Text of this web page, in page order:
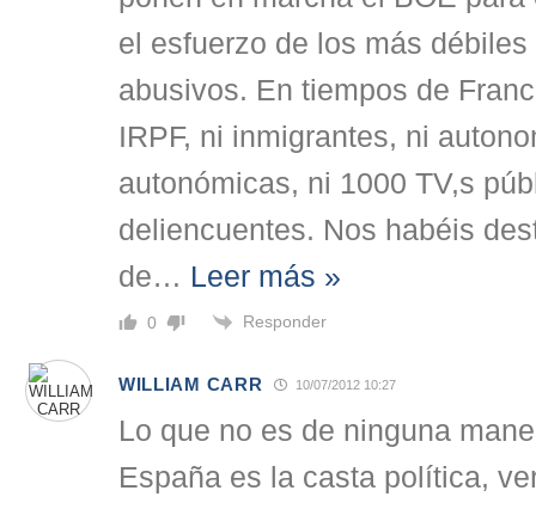
el esfuerzo de los más
abusivos. En tiempos de
IRPF, ni inmigrantes, ni
autonómicas, ni 1000 TV,s
deliencuentes. Nos habéis
de… Leer más »
0 Responder
WILLIAM CARR 10/07/2012 10:27
Lo que no es de ninguna
España es la casta política,